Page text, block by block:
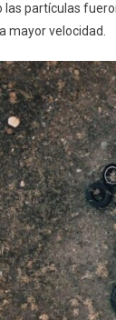
las partículas
mayor velocidad.